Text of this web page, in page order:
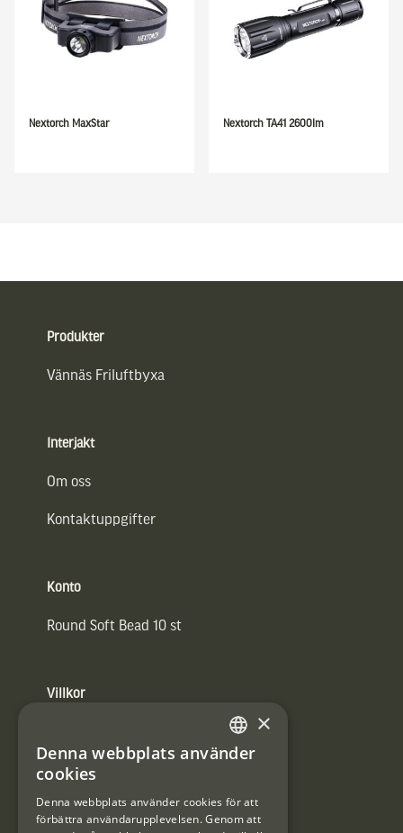
Nextorch MaxStar Nextorch TA41 2600lm
Produkter
Vännäs Friluftbyxa
Interjakt
Om oss
Kontaktuppgifter
Konto
Round Soft Bead 10 st
Villkor
Användarvillkor
#Interjaktfamily
SWEDISH
×
Denna webbplats använder
cookies
Denna webbplats använder cookies för att
förbättra användarupplevelsen. Genom att